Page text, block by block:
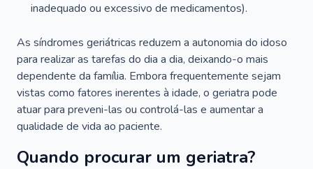
inadequado ou excessivo de medicamentos).
As síndromes geriátricas reduzem a autonomia do idoso
para realizar as tarefas do dia a dia, deixando-o mais
dependente da família. Embora frequentemente sejam
vistas como fatores inerentes à idade, o geriatra pode
atuar para preveni-las ou controlá-las e aumentar a
qualidade de vida ao paciente.
Quando procurar um geriatra?